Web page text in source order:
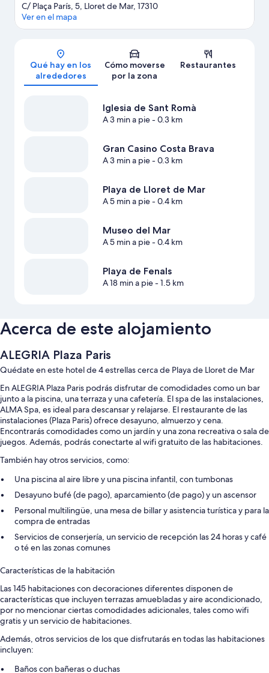
Mapa
C/ Plaça París, 5, Lloret de Mar, 17310
Ver en el mapa
Qué hay en los
alrededores
Cómo moverse
por la zona
Restaurantes
Iglesia de Sant Romà
A 3 min a pie- 0.3 km
Gran Casino Costa Brava
A 3 min a pie- 0.3 km
Playa de Lloret de Mar
A 5 min a pie- 0.4 km
Museo del Mar
A 5 min a pie- 0.4 km
Playa de Fenals
A 18 min a pie- 1.5 km
Acerca de este alojamiento
ALEGRIA Plaza Paris
Quédate en este hotel de 4 estrellas cerca de Playa de Lloret de Mar
En ALEGRIA Plaza Paris podrás disfrutar de comodidades como un bar
junto a la piscina, una terraza y una cafetería. El spa de las instalaciones,
ALMA Spa, es ideal para descansar y relajarse. El restaurante de las
instalaciones (Plaza Paris) ofrece desayuno, almuerzo y cena.
Encontrarás comodidades como un jardín y una zona recreativa o sala de
juegos. Además, podrás conectarte al wifi gratuito de las habitaciones.
También hay otros servicios, como:
Una piscina al aire libre y una piscina infantil, con tumbonas
Desayuno bufé (de pago), aparcamiento (de pago) y un ascensor
Personal multilingüe, una mesa de billar y asistencia turística y para la
compra de entradas
Servicios de conserjería, un servicio de recepción las 24 horas y café
o té en las zonas comunes
Características de la habitación
Las 145 habitaciones con decoraciones diferentes disponen de
características que incluyen terrazas amuebladas y aire acondicionado,
por no mencionar ciertas comodidades adicionales, tales como wifi
gratis y un servicio de habitaciones.
Además, otros servicios de los que disfrutarás en todas las habitaciones
incluyen:
Baños con bañeras o duchas